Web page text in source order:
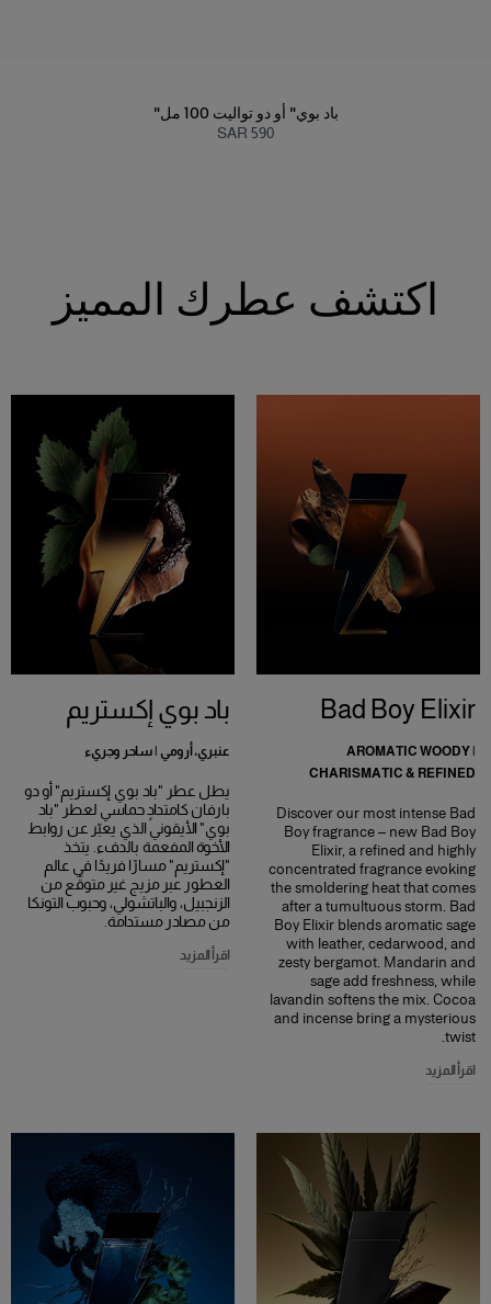
"باد بوي" أو دو تواليت 100 مل
SAR 590
اكتشف عطرك المميز
Bad Boy Elixir
AROMATIC WOODY |
CHARISMATIC & REFINED
Discover our most intense Bad
Boy fragrance – new Bad Boy
Elixir, a refined and highly
concentrated fragrance evoking
the smoldering heat that comes
after a tumultuous storm. Bad
Boy Elixir blends aromatic sage
with leather, cedarwood, and
zesty bergamot. Mandarin and
sage add freshness, while
lavandin softens the mix. Cocoa
and incense bring a mysterious
twist.
اقرأ المزيد
باد بوي إكستريم
عنبري، أرومي | ساحر وجريء
يطل عطر "باد بوي إكستريم" أو دو
بارفان كامتدادٍ حماسي لعطر "باد
بوي" الأيقوني الذي يعبّر عن روابط
الأخوة المفعمة بالدفء. يتخذ
"إكستريم" مسارًا فريدًا في عالم
العطور عبر مزيج غير متوقّع من
الزنجبيل، والباتشولي، وحبوب التونكا
من مصادر مستدامة.
اقرأ المزيد